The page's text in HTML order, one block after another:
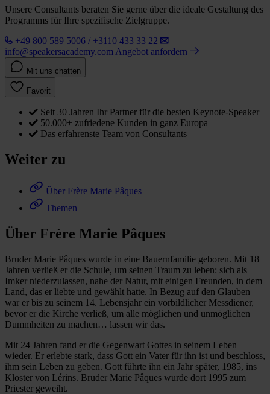
Unsere Consultants beraten Sie gerne über die ideale Gestaltung des
Programms für Ihre spezifische Zielgruppe.
+49 800 589 5006 / +3110 433 33 22
info@speakersacademy.com Angebot anfordern
Mit uns chatten
Favorit
Seit 30 Jahren Ihr Partner für die besten Keynote-Speaker
50.000+ zufriedene Kunden in ganz Europa
Das erfahrenste Team von Consultants
Weiter zu
Über Frère Marie Pâques
Themen
Über Frère Marie Pâques
Bruder Marie Pâques wurde in eine Bauernfamilie geboren. Mit 18
Jahren verließ er die Schule, um seinen Traum zu leben: sich als
Imker niederzulassen, nahe der Natur, mit einigen Freunden, in dem
Land, das er liebte und gewählt hatte. In Bezug auf den Glauben
war er bis zu seinem 14. Lebensjahr ein vorbildlicher Messdiener,
bevor er die Kirche verließ, um alle möglichen und unmöglichen
Dummheiten zu machen… lassen wir das.
Mit 24 Jahren fand er die Gegenwart Gottes in seinem Leben
wieder. Er erlebte stark, dass Gott ein Vater für ihn ist und beschloss,
ihm sein Leben zu geben. Gott führte ihn ein Jahr später, 1985, ins
Kloster von Lérins. Bruder Marie Pâques wurde dort 1995 zum
Priester geweiht.